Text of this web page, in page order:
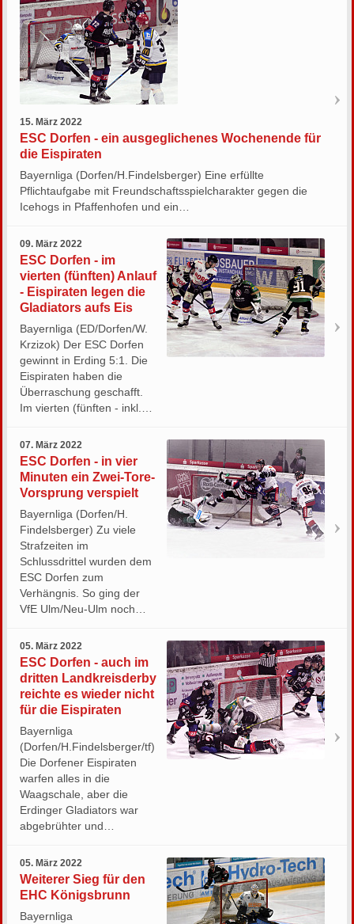
15. März 2022
ESC Dorfen - ein ausgeglichenes Wochenende für
die Eispiraten
Bayernliga (Dorfen/H.Findelsberger) Eine erfüllte
Pflichtaufgabe mit Freundschaftsspielcharakter gegen die
Icehogs in Pfaffenhofen und ein…
09. März 2022
ESC Dorfen - im
vierten (fünften) Anlauf
- Eispiraten legen die
Gladiators aufs Eis
Bayernliga (ED/Dorfen/W.
Krzizok) Der ESC Dorfen
gewinnt in Erding 5:1. Die
Eispiraten haben die
Überraschung geschafft.
Im vierten (fünften - inkl.…
07. März 2022
ESC Dorfen - in vier
Minuten ein Zwei-Tore-
Vorsprung verspielt
Bayernliga (Dorfen/H.
Findelsberger) Zu viele
Strafzeiten im
Schlussdrittel wurden dem
ESC Dorfen zum
Verhängnis. So ging der
VfE Ulm/Neu-Ulm noch…
05. März 2022
ESC Dorfen - auch im
dritten Landkreisderby
reichte es wieder nicht
für die Eispiraten
Bayernliga
(Dorfen/H.Findelsberger/tf)
Die Dorfener Eispiraten
warfen alles in die
Waagschale, aber die
Erdinger Gladiators war
abgebrühter und…
05. März 2022
Weiterer Sieg für den
EHC Königsbrunn
Bayernliga